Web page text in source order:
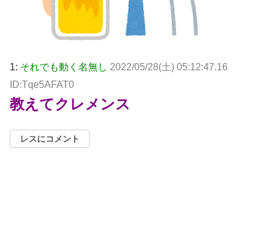
1: それでも動く名無し 2022/05/28(土) 05:12:47.16
ID:Tqe5AFAT0
教えてクレメンス
レスにコメント